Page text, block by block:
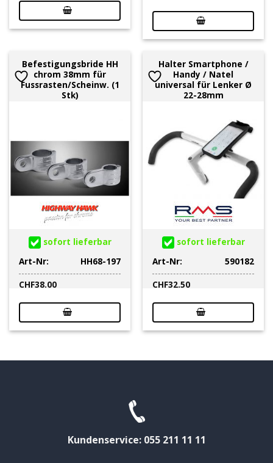
Befestigungsbride HH
chrom 38mm für
Fussrasten/Scheinw. (1
Stk)
sofort lieferbar
Art-Nr:
HH68-197
CHF38.00
Halter Smartphone /
Handy / Natel
universal für Lenker Ø
22-28mm
sofort lieferbar
Art-Nr:
590182
CHF32.50
Kundenservice: 055 211 11 11